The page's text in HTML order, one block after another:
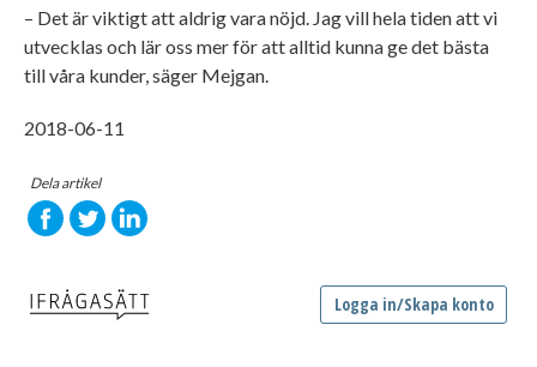
– Det är viktigt att aldrig vara nöjd. Jag vill hela tiden att vi
utvecklas och lär oss mer för att alltid kunna ge det bästa
till våra kunder, säger Mejgan.
2018-06-11
Dela artikel